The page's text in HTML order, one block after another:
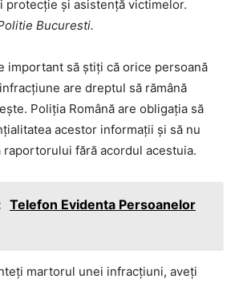
protecție și asistență victimelor.
Bucuresti.
important să știți că orice persoană
are dreptul să rămână
Poliția Română are obligația să
acestor informații și să nu
fără acordul acestuia.
Telefon Evidenta Persoanelor
martorul unei infracțiuni, aveți